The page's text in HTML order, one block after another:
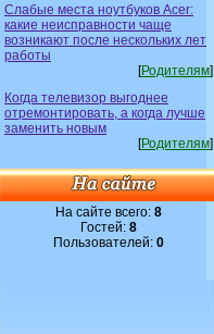
Слабые места ноутбуков Acer:
какие неисправности чаще
возникают после нескольких лет
работы
[Родителям]
Когда телевизор выгоднее
отремонтировать, а когда лучше
заменить новым
[Родителям]
На сайте всего: 8
Гостей: 8
Пользователей: 0